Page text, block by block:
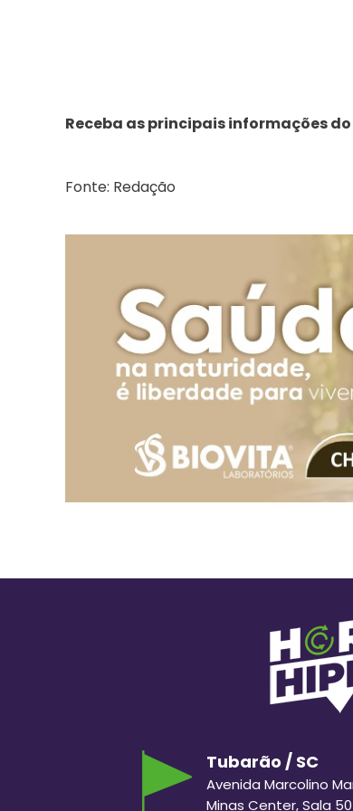
Receba as principais informações
Fonte: Redação
Tubarão / SC
Avenida Marcolino
Minas Center, Sala